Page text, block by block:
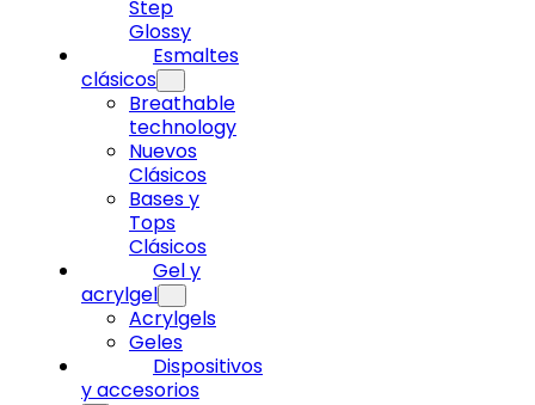
Step
Glossy
Esmaltes
clásicos
Breathable
technology
Nuevos
Clásicos
Bases y
Tops
Clásicos
Gel y
acrylgel
Acrylgels
Geles
Dispositivos
y accesorios